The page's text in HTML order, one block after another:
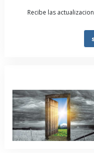
Recibe las